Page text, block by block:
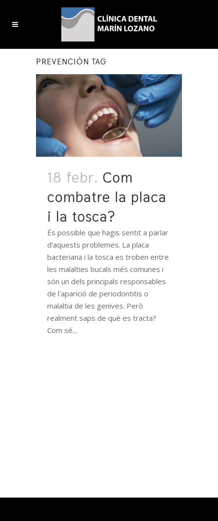
PREVENCIÓN TAG
18 febr. Com
combatre la placa
i la tosca?
És possible que hagis sentit a parlar
d'aquests problemes. La placa
bacteriana i la tosca es troben entre
les malalties bucals més comunes i
són un dels principals responsables
de l'aparició de periodontitis o
malaltia de les genives. Però
realment saps de què es tracta?
Com sé...